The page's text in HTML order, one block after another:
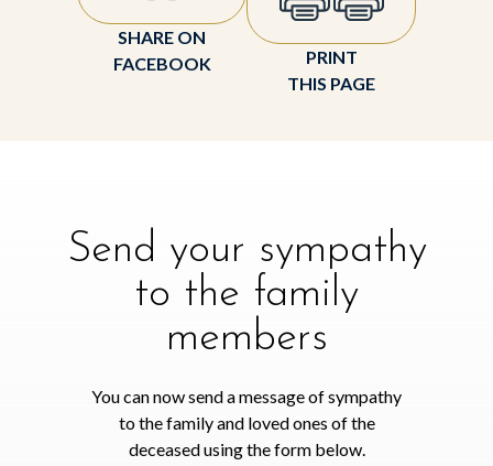
SHARE ON
FACEBOOK
PRINT
THIS PAGE
Send your sympathy
to the family
members
You can now send a message of sympathy
to the family and loved ones of the
deceased using the form below.